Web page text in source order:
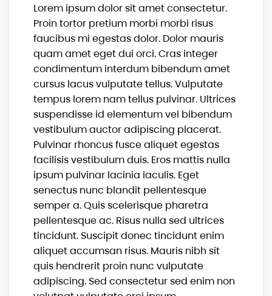
Lorem ipsum dolor sit amet consectetur.
Proin tortor pretium morbi morbi risus
faucibus mi egestas dolor. Dolor mauris
quam amet eget dui orci. Cras integer
condimentum interdum bibendum amet
cursus lacus vulputate tellus. Vulputate
tempus lorem nam tellus pulvinar. Ultrices
suspendisse id elementum vel bibendum
vestibulum auctor adipiscing placerat.
Pulvinar rhoncus fusce aliquet egestas
facilisis vestibulum duis. Eros mattis nulla
ipsum pulvinar lacinia iaculis. Eget
senectus nunc blandit pellentesque
semper a. Quis scelerisque pharetra
pellentesque ac. Risus nulla sed ultrices
tincidunt. Suscipit donec tincidunt enim
aliquet accumsan risus. Mauris nibh sit
quis hendrerit proin nunc vulputate
adipiscing. Sed consectetur sed enim non